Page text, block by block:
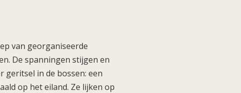
van georganiseerde
De spanningen stijgen en
geritsel in de bossen: een
op het eiland. Ze lijken op